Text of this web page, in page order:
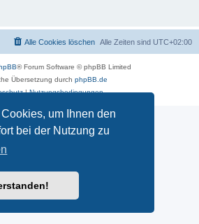
um Ihnen den
bei der Nutzung zu
Alle Zeiten sind UTC+02:00
Alle Cookies löschen
® Forum Software © phpBB Limited
Übersetzung durch phpBB.de
|Nutzungsbedingungen